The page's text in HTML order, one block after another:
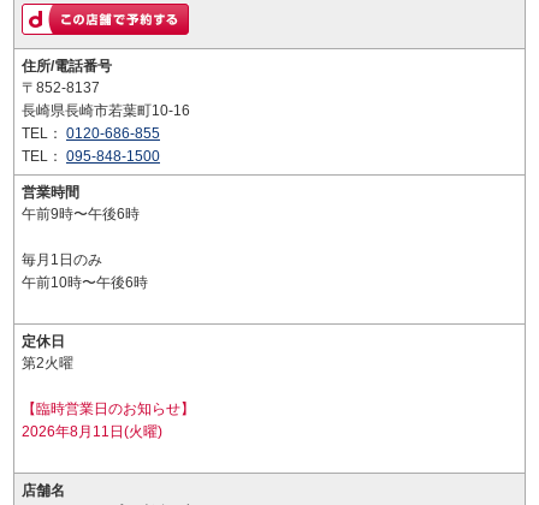
住所/電話番号
〒852-8137
長崎県長崎市若葉町10-16
TEL： 0120-686-855
TEL： 095-848-1500
営業時間
午前9時〜午後6時
毎月1日のみ
午前10時〜午後6時
定休日
第2火曜
【臨時営業日のお知らせ】
2026年8月11日(火曜)
店舗名